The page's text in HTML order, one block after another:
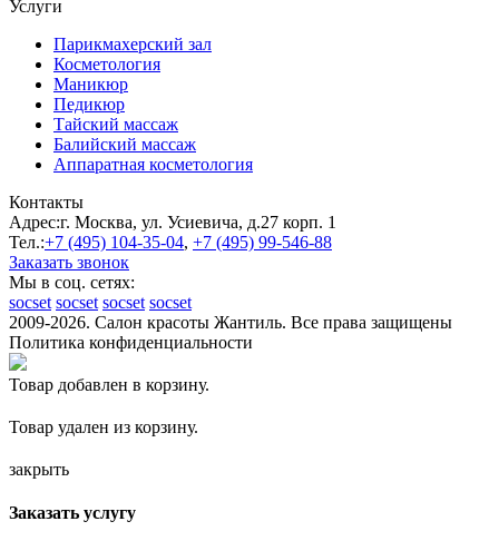
Услуги
Парикмахерский зал
Косметология
Маникюр
Педикюр
Тайский массаж
Балийский массаж
Аппаратная косметология
Контакты
Адрес:г. Москва, ул. Усиевича, д.27 корп. 1
Тел.:+7 (495) 104-35-04, +7 (495) 99-546-88
Заказать звонок
Мы в соц. сетях:
socset socset socset socset
2009-2026. Салон красоты Жантиль. Все права защищены
Политика конфиденциальности
Товар добавлен в корзину.
Товар удален из корзину.
закрыть
Заказать услугу